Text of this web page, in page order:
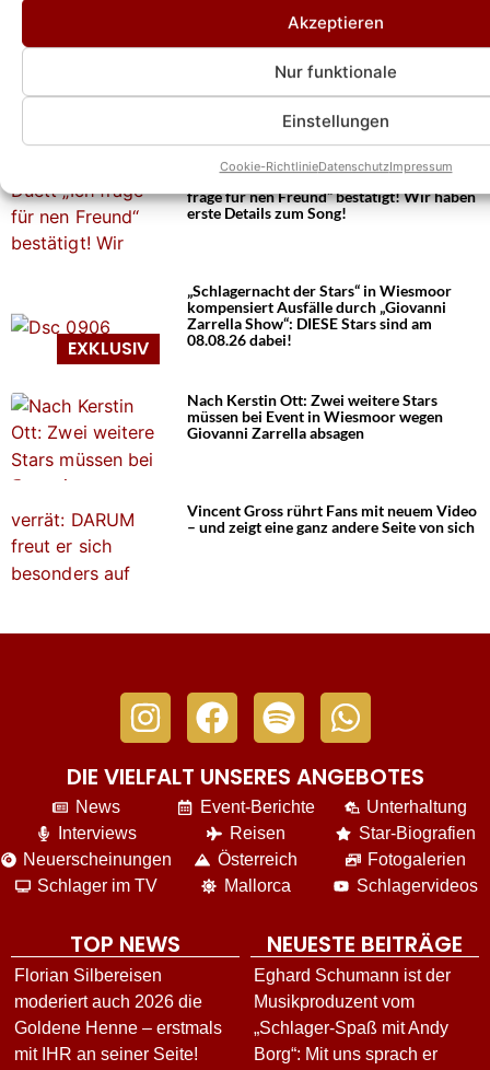
Akzeptieren
Nur funktionale
Einstellungen
Cookie-RichtlinieDatenschutzImpressum
Das könnte Euch auch interessieren:
Vincent Gross und Tim Peters: Duett „Ich
frage für nen Freund“ bestätigt! Wir haben
erste Details zum Song!
„Schlagernacht der Stars“ in Wiesmoor
kompensiert Ausfälle durch „Giovanni
Zarrella Show“: DIESE Stars sind am
08.08.26 dabei!
Nach Kerstin Ott: Zwei weitere Stars
müssen bei Event in Wiesmoor wegen
Giovanni Zarrella absagen
Vincent Gross rührt Fans mit neuem Video
– und zeigt eine ganz andere Seite von sich
DIE VIELFALT UNSERES ANGEBOTES
News
Interviews
Neuerscheinungen
Schlager im TV
Event-Berichte
Reisen
Österreich
Mallorca
Unterhaltung
Star-Biografien
Fotogalerien
Schlagervideos
TOP NEWS
Florian Silbereisen
moderiert auch 2026 die
Goldene Henne – erstmals
mit IHR an seiner Seite!
NEUESTE BEITRÄGE
Eghard Schumann ist der
Musikproduzent vom
„Schlager-Spaß mit Andy
Borg“: Mit uns sprach er